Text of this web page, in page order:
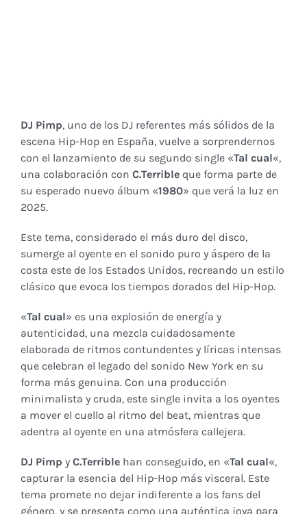
DJ Pimp, uno de los DJ referentes más sólidos de la
escena Hip-Hop en España, vuelve a sorprendernos
con el lanzamiento de su segundo single «Tal cual«,
una colaboración con C.Terrible que forma parte de
su esperado nuevo álbum «1980» que verá la luz en
2025.
Este tema, considerado el más duro del disco,
sumerge al oyente en el sonido puro y áspero de la
costa este de los Estados Unidos, recreando un estilo
clásico que evoca los tiempos dorados del Hip-Hop.
«Tal cual» es una explosión de energía y
autenticidad, una mezcla cuidadosamente
elaborada de ritmos contundentes y líricas intensas
que celebran el legado del sonido New York en su
forma más genuina. Con una producción
minimalista y cruda, este single invita a los oyentes
a mover el cuello al ritmo del beat, mientras que
adentra al oyente en una atmósfera callejera.
DJ Pimp y C.Terrible han conseguido, en «Tal cual«,
capturar la esencia del Hip-Hop más visceral. Este
tema promete no dejar indiferente a los fans del
género, y se presenta como una auténtica joya para